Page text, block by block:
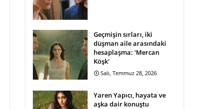
Geçmişin sırları, iki
düşman aile arasındaki
hesaplaşma: 'Mercan
Köşk'
Salı, Temmuz 28, 2026
Yaren Yapıcı, hayata ve
aşka dair konuştu